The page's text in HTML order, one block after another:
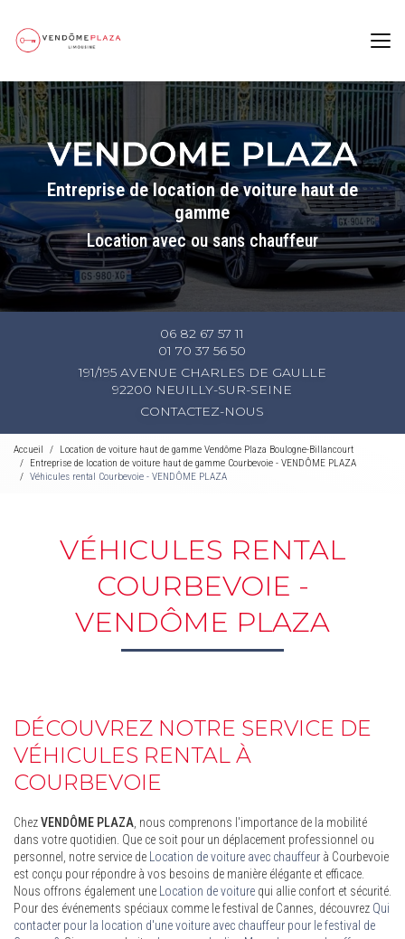
contenu
Entreprise de location de voiture haut de
gamme
Location avec ou sans chauffeur
06 82 67 57 11
01 70 37 56 50
191/195 AVENUE CHARLES DE GAULLE
92200 NEUILLY-SUR-SEINE
CONTACTEZ-NOUS
Accueil
Location de voiture haut de gamme Vendôme Plaza Boulogne-Billancourt
Entreprise de location de voiture haut de gamme Courbevoie - VENDÔME PLAZA
Véhicules rental Courbevoie - VENDÔME PLAZA
VÉHICULES RENTAL
COURBEVOIE -
VENDÔME PLAZA
DÉCOUVREZ NOTRE SERVICE DE
VÉHICULES RENTAL À
COURBEVOIE
ChezVENDÔME PLAZA , nous comprenons l'importance de la mobilité
dans votre quotidien. Que ce soit pour un déplacement professionnel ou
personnel, notre service de
Location de voiture avec chauffeur à Courbevoie
est conçu pour répondre à vos besoins de manière élégante et efficace.
Nous offrons également une
Location de voiture qui allie confort et sécurité.
Pour des événements spéciaux comme le festival de Cannes, découvrez Qui
contacter pour la location d'une voiture avec chauffeur pour le festival de